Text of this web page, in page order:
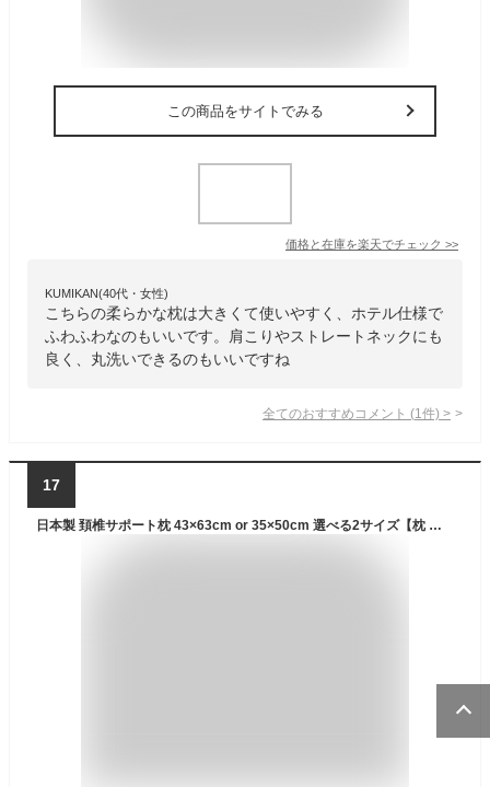
この商品をサイトでみる
価格と在庫を楽天でチェック >>
KUMIKAN(40代・女性)
こちらの柔らかな枕は大きくて使いやすく、ホテル仕様で
ふわふわなのもいいです。肩こりやストレートネックにも
良く、丸洗いできるのもいいですね
全てのおすすめコメント (1 件) >
17
日本製 頚椎サポート枕 43×63cm or 35×50cm 選べる2サイズ【枕 まくら 肩こり ジュニア 頚椎 ピロー 寝具 洗える枕 ウォッシャブル枕 アレルギー対策 頸椎 ジュニア頚椎サポート枕 首こり 来客用 プレゼント 柔らかい マクラ 首コリ テイジン 帝人 クリスター】